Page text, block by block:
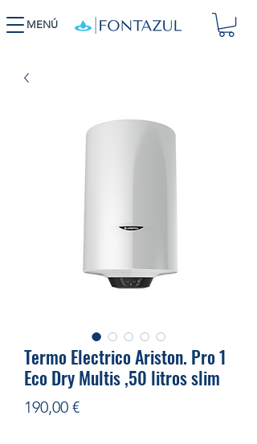
MENÚ
Termo Electrico Ariston. Pro 1
Eco Dry Multis ,50 litros slim
190,00 €Precio